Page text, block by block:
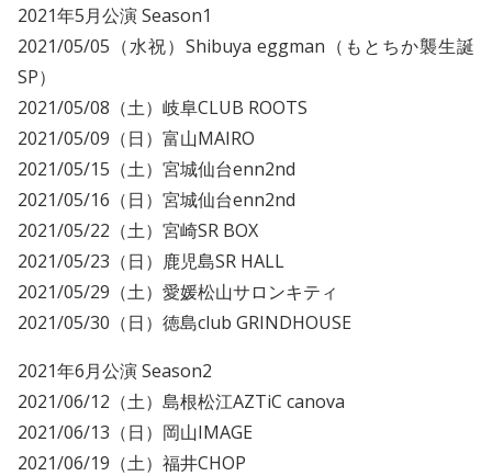
2021年5月公演 Season1
2021/05/05（水祝）Shibuya eggman（もとちか襲生誕
SP）
2021/05/08（土）岐阜CLUB ROOTS
2021/05/09（日）富山MAIRO
2021/05/15（土）宮城仙台enn2nd
2021/05/16（日）宮城仙台enn2nd
2021/05/22（土）宮崎SR BOX
2021/05/23（日）鹿児島SR HALL
2021/05/29（土）愛媛松山サロンキティ
2021/05/30（日）徳島club GRINDHOUSE
2021年6月公演 Season2
2021/06/12（土）島根松江AZTiC canova
2021/06/13（日）岡山IMAGE
2021/06/19（土）福井CHOP